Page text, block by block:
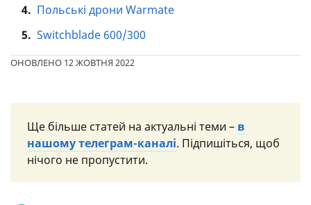
4. Польські дрони Warmate
5. Switchblade 600/300
ОНОВЛЕНО 12 ЖОВТНЯ 2022
Ще більше статей на актуальні теми – в
нашому телеграм-каналі. Підпишіться, щоб
нічого не пропустити.